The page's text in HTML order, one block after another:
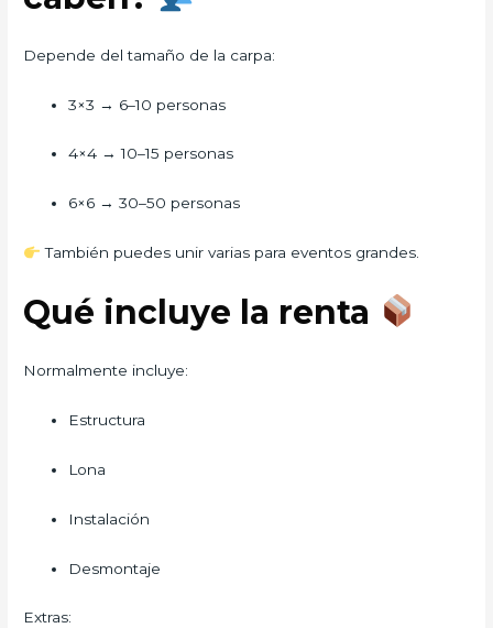
Depende del tamaño de la carpa:
3×3 → 6–10 personas
4×4 → 10–15 personas
6×6 → 30–50 personas
También puedes unir varias para eventos grandes.
Qué incluye la renta
Normalmente incluye:
Estructura
Lona
Instalación
Desmontaje
Extras: